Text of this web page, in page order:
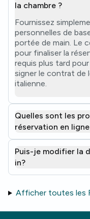
la chambre ?
Fournissez
personnelles de
portée de main. Le
pour finaliser la
requis plus tard
signer le contrat de
italienne.
Quelles sont les
réservation en
Puis-je modifier la
in?
Afficher toutes les